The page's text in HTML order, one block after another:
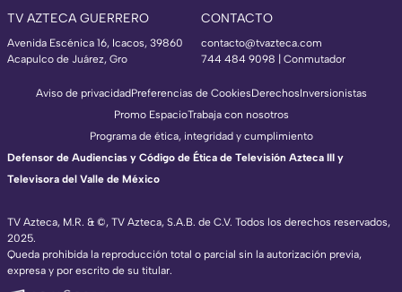
TV AZTECA GUERRERO
Avenida Escénica 16, Icacos, 39860
Acapulco de Juárez, Gro
CONTACTO
contacto@tvazteca.com
744 484 9098 | Conmutador
TV Azteca, M.R. & ©, TV Azteca, S.A.B. de C.V. Todos los derechos reservados,
2025.
Queda prohibida la reproducción total o parcial sin la autorización previa,
expresa y por escrito de su titular.
Aviso de privacidadPreferencias de CookiesDerechosInversionistas
Promo EspacioTrabaja con nosotros
Programa de ética, integridad y cumplimiento
Defensor de Audiencias y Código de Ética de Televisión Azteca III y
Televisora del Valle de México